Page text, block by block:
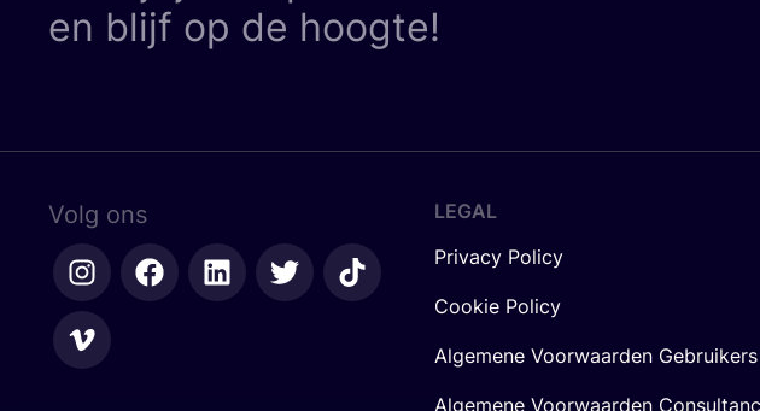
en blijf op de hoogte!
Volg ons
LEGAL
Privacy Policy
Cookie Policy
Algemene Voorwaarden Gebruikers
Algemene Voorwaarden